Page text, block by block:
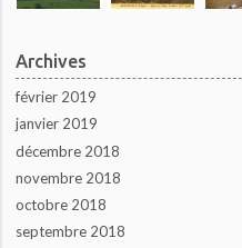
Archives
février 2019
janvier 2019
décembre 2018
novembre 2018
octobre 2018
septembre 2018